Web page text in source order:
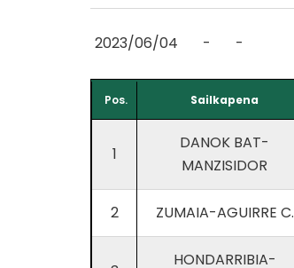
2023/06/04 - -
Pos. Sailkapena
1
DANOK BAT-
MANZISIDOR
2 ZUMAIA-AGUIRRE C.
HONDARRIBIA-